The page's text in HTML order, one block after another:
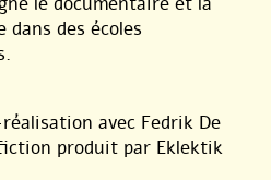
dans des écoles
avec Fedrik De
produit par Eklektik